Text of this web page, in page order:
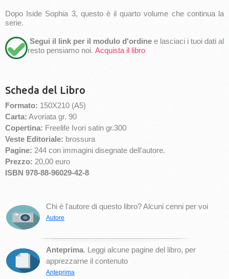
Dopo Iside Sophia 3, questo è il quarto volume che continua la
serie.
Segui il link per il modulo d'ordine e lasciaci i tuoi dati al
resto pensiamo noi. Acquista il libro
Scheda del Libro
Formato: 150X210 (A5)
Carta: Avoriata gr. 90
Copertina: Freelife Ivori satin gr.300
Veste Editoriale: brossura
Pagine: 244 con immagini disegnate dell'autore.
Prezzo: 20,00 euro
ISBN 978-88-96029-42-8
Chi è l'autore di questo libro? Alcuni cenni per voi
Autore
Anteprima. Leggi alcune pagine del libro, per
apprezzarne il contenuto
Anteprima